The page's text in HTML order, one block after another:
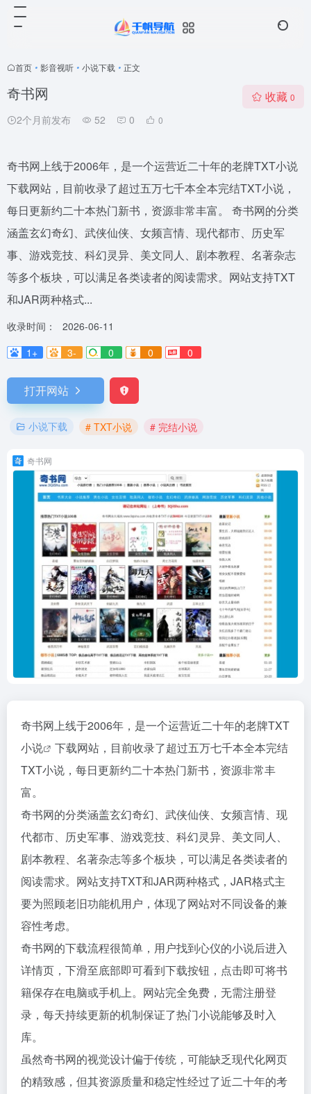
首页 • 影音视听 • 小说下载 • 正文
奇书网
2个月前发布 52 0 0
收藏 0
奇书网上线于2006年，是一个运营近二十年的老牌TXT小说
下载网站，目前收录了超过五万七千本全本完结TXT小说，
每日更新约二十本热门新书，资源非常丰富。 奇书网的分类
涵盖玄幻奇幻、武侠仙侠、女频言情、现代都市、历史军
事、游戏竞技、科幻灵异、美文同人、剧本教程、名著杂志
等多个板块，可以满足各类读者的阅读需求。网站支持TXT
和JAR两种格式...
收录时间：
2026-06-11
1+
3- 0 0 0
打开网站
小说下载 # TXT小说 # 完结小说
奇书网
奇书网上线于2006年，是一个运营近二十年的老牌TXT
小说
下载网站，目前收录了超过五万七千本全本完结
TXT小说，每日更新约二十本热门新书，资源非常丰
富。
奇书网的分类涵盖玄幻奇幻、武侠仙侠、女频言情、现
代都市、历史军事、游戏竞技、科幻灵异、美文同人、
剧本教程、名著杂志等多个板块，可以满足各类读者的
阅读需求。网站支持TXT和JAR两种格式，JAR格式主
要为照顾老旧功能机用户，体现了网站对不同设备的兼
容性考虑。
奇书网的下载流程很简单，用户找到心仪的小说后进入
详情页，下滑至底部即可看到下载按钮，点击即可将书
籍保存在电脑或手机上。网站完全免费，无需注册登
录，每天持续更新的机制保证了热门小说能够及时入
库。
虽然奇书网的视觉设计偏于传统，可能缺乏现代化网页
的精致感，但其资源质量和稳定性经过了近二十年的考